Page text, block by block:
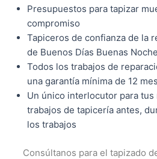
Presupuestos para tapizar
compromiso
Tapiceros de confianza de la
de Buenos Días Buenas
Todos los trabajos de
una garantía mínima de 12
Un único interlocutor para tus
trabajos de tapicería antes,
los trabajos
Consúltanos para el tapizado